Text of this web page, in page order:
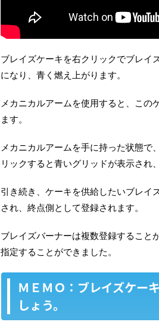
ブレイズケーキを右クリックでブレイ
になり、青く燃え上がります。
メカニカルアームを使用すると、この
ます。
メカニカルアームを手に持った状態で
リックすると青いグリッドが表示され
引き続き、ケーキを供給したいブレイ
され、終点側として登録されます。
ブレイズバーナーは複数登録すること
指定することができました。
ＭＥＭＯ：ブレイズケー
しょう。